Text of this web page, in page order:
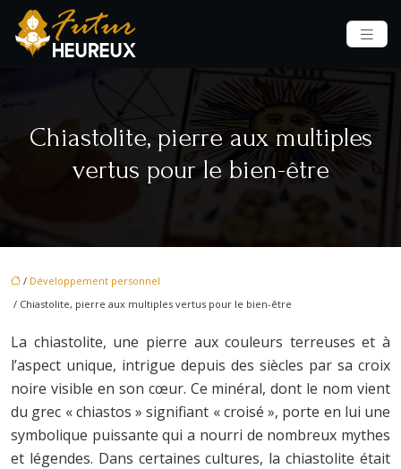
Chiastolite, pierre aux multiples
vertus pour le bien-être
/ Développement personnel
/ Chiastolite, pierre aux multiples vertus pour le bien-être
La chiastolite, une pierre aux couleurs terreuses et à
l’aspect unique, intrigue depuis des siècles par sa croix
noire visible en son cœur. Ce minéral, dont le nom vient
du grec « chiastos » signifiant « croisé », porte en lui une
symbolique puissante qui a nourri de nombreux mythes
et légendes. Dans certaines cultures, la chiastolite était